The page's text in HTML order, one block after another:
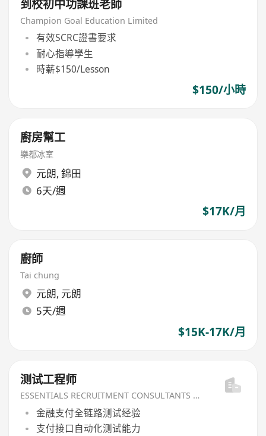
到校初中功課班老師
Champion Goal Education Limited
有效SCRC證書要求
耐心指導學生
時薪$150/Lesson
$150/小時
廚房幫工
樂都冰室
元朗, 錦田
6天/週
$17K/月
廚師
Tai chung
元朗, 元朗
5天/週
$15K-17K/月
测试⼯程师
ESSENTIALS RECRUITMENT CONSULTANTS LIMITED
金融支付全链路测试经验
支付接口自动化测试能力